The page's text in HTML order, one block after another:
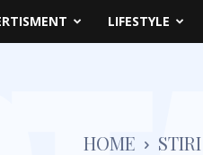
LIFESTYLE
HOME STIRI